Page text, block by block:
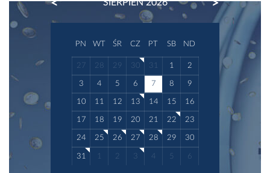
SIERPIEŃ 2026
PREVIOUS NEXT
PN WT ŚR CZ PT SB ND
27 28 29 30 31 1 2
3 4 5 6 7 8 9
10 11 12 13 14 15 16
17 18 19 20 21 22 23
24 25 26 27 28 29 30
31 1 2 3 4 5 6